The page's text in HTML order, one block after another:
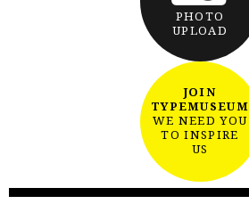
PHOTO
UPLOAD
JOIN
TYPEMUSEUM
WE NEED YOU
TO INSPIRE
US